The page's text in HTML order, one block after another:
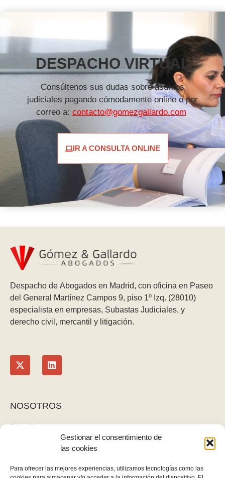
Gestionar el consentimiento de
las cookies
Para ofrecer las mejores experiencias, utilizamos tecnologías como las
DESPACHO VIRTUAL
Consúltenos sus dudas sobre asuntos
judiciales pagando cómodamente online o por
correo a: contacto@gomezgallardo.com
IR A CONSULTA ONLINE
Despacho de Abogados en Madrid, con oficina en Paseo
del General Martínez Campos 9, piso 1º Izq. (28010)
especialista en empresas, Subastas Judiciales, y
derecho civil, mercantil y litigación.
NOSOTROS
Sobre Nosotros